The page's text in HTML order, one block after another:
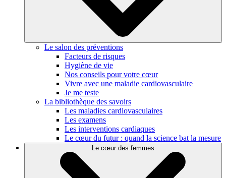
Le salon des préventions
Facteurs de risques
Hygiène de vie
Nos conseils pour votre cœur
Vivre avec une maladie cardiovasculaire
Je me teste
La bibliothèque des savoirs
Les maladies cardiovasculaires
Les examens
Les interventions cardiaques
Le cœur du futur : quand la science bat la mesure
Le cœur des femmes